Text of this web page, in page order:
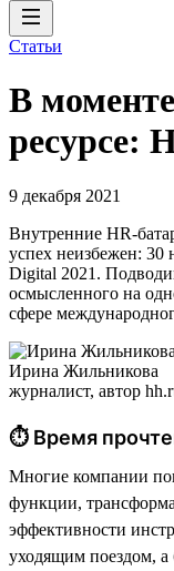
Статьи
В
ресурсе:
9 декабря 2021
Внутренние HR-
успех неизбежен:
Digital 2021.
осмысленного на
сфере
Ирина Жильникова
журналист, автор
⏱ Время
Многие компании
функции,
эффективности
уходящим поездом, а